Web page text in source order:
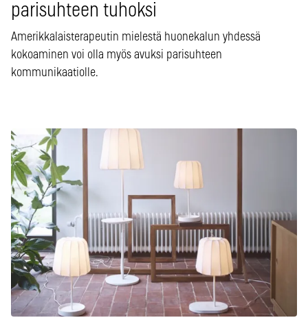
parisuhteen tuhoksi
Amerikkalaisterapeutin mielestä huonekalun yhdessä
kokoaminen voi olla myös avuksi parisuhteen
kommunikaatiolle.